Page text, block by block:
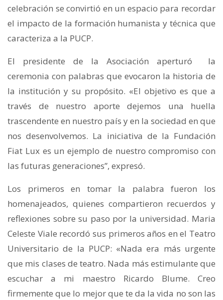
celebración se convirtió en un espacio para recordar
el impacto de la formación humanista y técnica que
caracteriza a la PUCP.
El presidente de la Asociación aperturó la
ceremonia con palabras que evocaron la historia de
la institución y su propósito. «El objetivo es que a
través de nuestro aporte dejemos una huella
trascendente en nuestro país y en la sociedad en que
nos desenvolvemos. La iniciativa de la Fundación
Fiat Lux es un ejemplo de nuestro compromiso con
las futuras generaciones”, expresó.
Los primeros en tomar la palabra fueron los
homenajeados, quienes compartieron recuerdos y
reflexiones sobre su paso por la universidad. Maria
Celeste Viale recordó sus primeros años en el Teatro
Universitario de la PUCP: «Nada era más urgente
que mis clases de teatro. Nada más estimulante que
escuchar a mi maestro Ricardo Blume. Creo
firmemente que lo mejor que te da la vida no son las